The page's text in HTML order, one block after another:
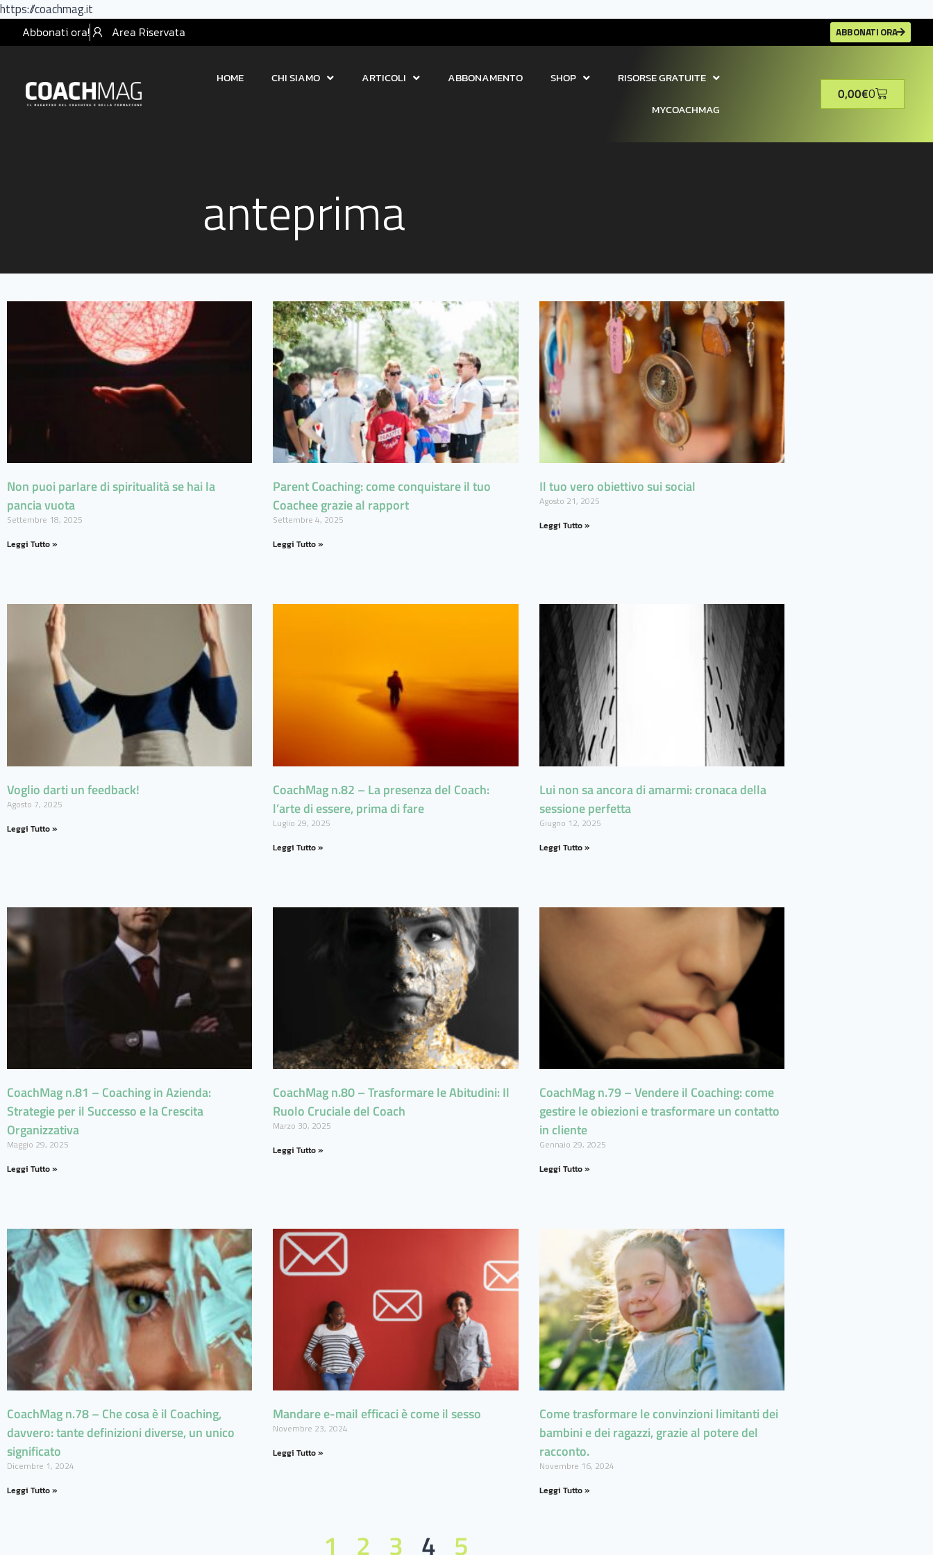
https://coachmag.it
Abbonati ora! Area Riservata ABBONATI ORA
HOME CHI SIAMO ARTICOLI ABBONAMENTO SHOP
RISORSE GRATUITE
MYCOACHMAG
0,00€0
anteprima
Non puoi parlare di spiritualità se hai la
pancia vuota
Settembre 18, 2025
Leggi Tutto »
Parent Coaching: come conquistare il tuo
Coachee grazie al rapport
Settembre 4, 2025
Leggi Tutto »
Il tuo vero obiettivo sui social
Agosto 21, 2025
Leggi Tutto »
Voglio darti un feedback!
Agosto 7, 2025
Leggi Tutto »
CoachMag n.82 – La presenza del Coach:
l’arte di essere, prima di fare
Luglio 29, 2025
Leggi Tutto »
Lui non sa ancora di amarmi: cronaca della
sessione perfetta
Giugno 12, 2025
Leggi Tutto »
CoachMag n.81 – Coaching in Azienda:
Strategie per il Successo e la Crescita
Organizzativa
Maggio 29, 2025
Leggi Tutto »
CoachMag n.80 – Trasformare le Abitudini: Il
Ruolo Cruciale del Coach
Marzo 30, 2025
Leggi Tutto »
CoachMag n.79 – Vendere il Coaching: come
gestire le obiezioni e trasformare un contatto
in cliente
Gennaio 29, 2025
Leggi Tutto »
CoachMag n.78 – Che cosa è il Coaching,
davvero: tante definizioni diverse, un unico
significato
Dicembre 1, 2024
Leggi Tutto »
Mandare e-mail efficaci è come il sesso
Novembre 23, 2024
Leggi Tutto »
Come trasformare le convinzioni limitanti dei
bambini e dei ragazzi, grazie al potere del
racconto.
Novembre 16, 2024
Leggi Tutto »
1 2 3 4 5